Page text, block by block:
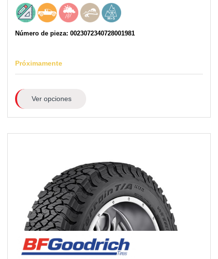
Número de pieza: 0023072340728001981
Próximamente
Ver opciones